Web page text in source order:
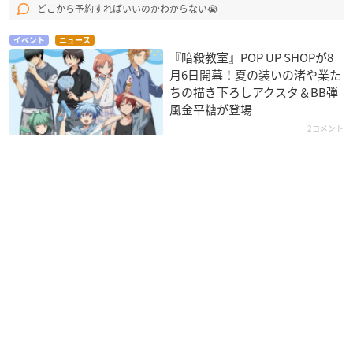
どこから予約すればいいのかわからない😭
イベント ニュース
『暗殺教室』POP UP SHOPが8
月6日開幕！夏の装いの渚や業た
ちの描き下ろしアクスタ＆BB弾
風金平糖が登場
2コメント